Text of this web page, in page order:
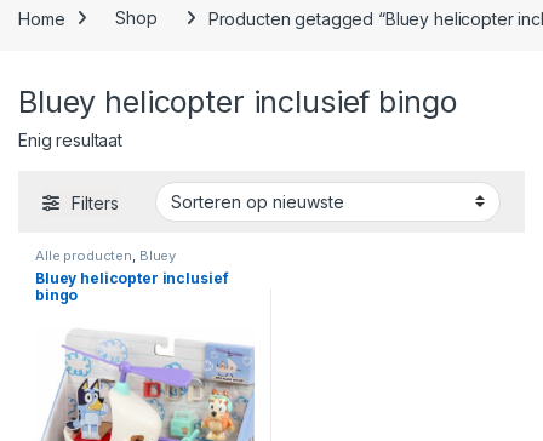
Home Shop Producten getagged “Bluey helicopter
Bluey helicopter inclusief bingo
Enig resultaat
Filters
Alle producten, Bluey
Speelgoed, Jongens Speelsets
Bluey helicopter inclusief
bingo